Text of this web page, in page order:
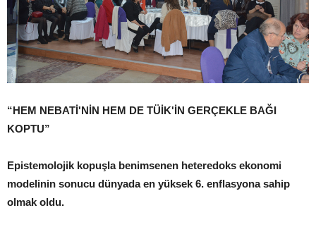
“HEM NEBATİ'NİN HEM DE TÜİK'İN GERÇEKLE BAĞI
KOPTU”
Epistemolojik kopuşla benimsenen heteredoks ekonomi
modelinin sonucu dünyada en yüksek 6. enflasyona sahip
olmak oldu.